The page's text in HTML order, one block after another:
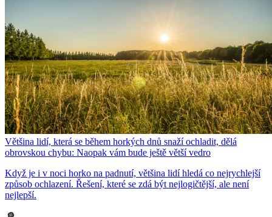
Většina lidí, která se během horkých dnů snaží ochladit, dělá
obrovskou chybu: Naopak vám bude ještě větší vedro
Když je i v noci horko na padnutí, většina lidí hledá co nejrychlejší
způsob ochlazení. Řešení, které se zdá být nejlogičtější, ale není
nejlepší.